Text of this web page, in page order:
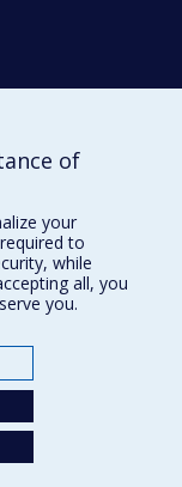
of
your
to
while
all, you
you.